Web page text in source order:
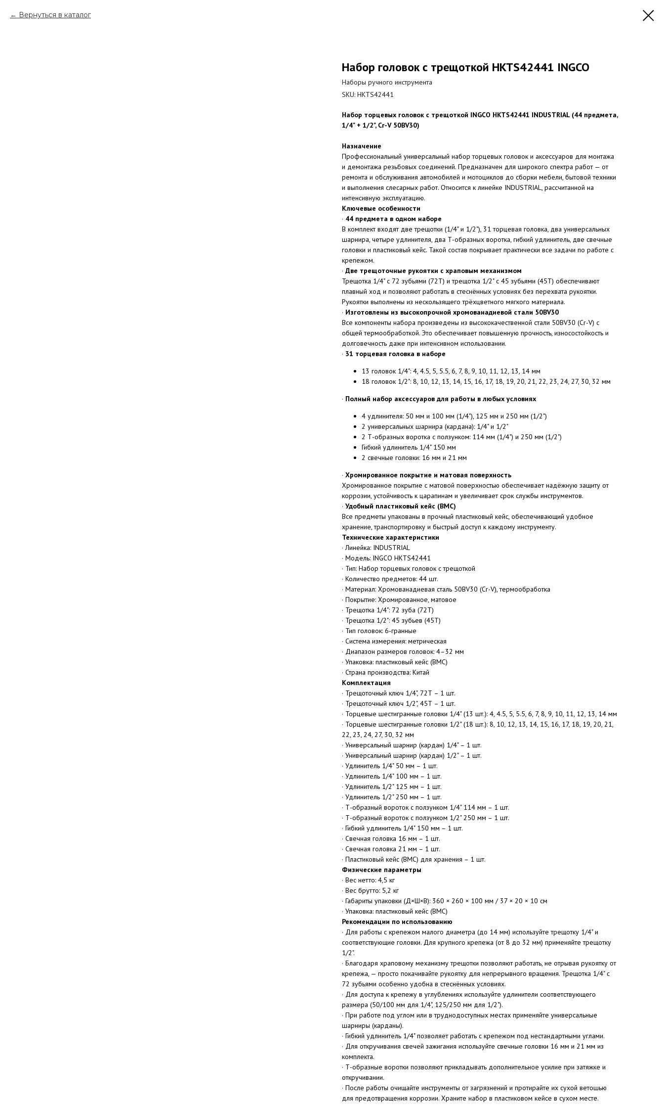
Вернуться в каталог
Набор головок с трещоткой HKTS42441 INGCO
Наборы ручного инструмента
SKU: HKTS42441
Набор торцевых головок с трещоткой INGCO HKTS42441 INDUSTRIAL (44 предмета,
1/4" + 1/2", Cr-V 50BV30)
Назначение
Профессиональный универсальный набор торцевых головок и аксессуаров для монтажа
и демонтажа резьбовых соединений. Предназначен для широкого спектра работ — от
ремонта и обслуживания автомобилей и мотоциклов до сборки мебели, бытовой техники
и выполнения слесарных работ. Относится к линейке INDUSTRIAL, рассчитанной на
интенсивную эксплуатацию.
Ключевые особенности
· 44 предмета в одном наборе
В комплект входят две трещотки (1/4" и 1/2"), 31 торцевая головка, два универсальных
шарнира, четыре удлинителя, два Т-образных воротка, гибкий удлинитель, две свечные
головки и пластиковый кейс. Такой состав покрывает практически все задачи по работе с
крепежом.
· Две трещоточные рукоятки с храповым механизмом
Трещотка 1/4" с 72 зубьями (72Т) и трещотка 1/2" с 45 зубьями (45Т) обеспечивают
плавный ход и позволяют работать в стеснённых условиях без перехвата рукоятки.
Рукоятки выполнены из нескользящего трёхцветного мягкого материала.
· Изготовлены из высокопрочной хромованадиевой стали 50BV30
Все компоненты набора произведены из высококачественной стали 50BV30 (Cr-V) с
общей термообработкой. Это обеспечивает повышенную прочность, износостойкость и
долговечность даже при интенсивном использовании.
· 31 торцевая головка в наборе
13 головок 1/4": 4, 4.5, 5, 5.5, 6, 7, 8, 9, 10, 11, 12, 13, 14 мм
18 головок 1/2": 8, 10, 12, 13, 14, 15, 16, 17, 18, 19, 20, 21, 22, 23, 24, 27, 30, 32 мм
· Полный набор аксессуаров для работы в любых условиях
4 удлинителя: 50 мм и 100 мм (1/4"), 125 мм и 250 мм (1/2")
2 универсальных шарнира (кардана): 1/4" и 1/2"
2 Т-образных воротка с ползунком: 114 мм (1/4") и 250 мм (1/2")
Гибкий удлинитель 1/4" 150 мм
2 свечные головки: 16 мм и 21 мм
· Хромированное покрытие и матовая поверхность
Хромированное покрытие с матовой поверхностью обеспечивает надёжную защиту от
коррозии, устойчивость к царапинам и увеличивает срок службы инструментов.
· Удобный пластиковый кейс (BMC)
Все предметы упакованы в прочный пластиковый кейс, обеспечивающий удобное
хранение, транспортировку и быстрый доступ к каждому инструменту.
Технические характеристики
· Линейка: INDUSTRIAL
· Модель: INGCO HKTS42441
· Тип: Набор торцевых головок с трещоткой
· Количество предметов: 44 шт.
· Материал: Хромованадиевая сталь 50BV30 (Cr-V), термообработка
· Покрытие: Хромированное, матовое
· Трещотка 1/4": 72 зуба (72Т)
· Трещотка 1/2": 45 зубьев (45Т)
· Тип головок: 6-гранные
· Система измерения: метрическая
· Диапазон размеров головок: 4–32 мм
· Упаковка: пластиковый кейс (BMC)
· Страна производства: Китай
Комплектация
· Трещоточный ключ 1/4", 72Т – 1 шт.
· Трещоточный ключ 1/2", 45Т – 1 шт.
· Торцевые шестигранные головки 1/4" (13 шт.): 4, 4.5, 5, 5.5, 6, 7, 8, 9, 10, 11, 12, 13, 14 мм
· Торцевые шестигранные головки 1/2" (18 шт.): 8, 10, 12, 13, 14, 15, 16, 17, 18, 19, 20, 21,
22, 23, 24, 27, 30, 32 мм
· Универсальный шарнир (кардан) 1/4" – 1 шт.
· Универсальный шарнир (кардан) 1/2" – 1 шт.
· Удлинитель 1/4" 50 мм – 1 шт.
· Удлинитель 1/4" 100 мм – 1 шт.
· Удлинитель 1/2" 125 мм – 1 шт.
· Удлинитель 1/2" 250 мм – 1 шт.
· Т-образный вороток с ползунком 1/4" 114 мм – 1 шт.
· Т-образный вороток с ползунком 1/2" 250 мм – 1 шт.
· Гибкий удлинитель 1/4" 150 мм – 1 шт.
· Свечная головка 16 мм – 1 шт.
· Свечная головка 21 мм – 1 шт.
· Пластиковый кейс (BMC) для хранения – 1 шт.
Физические параметры
· Вес нетто: 4,5 кг
· Вес брутто: 5,2 кг
· Габариты упаковки (Д×Ш×В): 360 × 260 × 100 мм / 37 × 20 × 10 см
· Упаковка: пластиковый кейс (BMC)
Рекомендации по использованию
· Для работы с крепежом малого диаметра (до 14 мм) используйте трещотку 1/4" и
соответствующие головки. Для крупного крепежа (от 8 до 32 мм) применяйте трещотку
1/2".
· Благодаря храповому механизму трещотки позволяют работать, не отрывая рукоятку от
крепежа, — просто покачивайте рукоятку для непрерывного вращения. Трещотка 1/4" с
72 зубьями особенно удобна в стеснённых условиях.
· Для доступа к крепежу в углублениях используйте удлинители соответствующего
размера (50/100 мм для 1/4", 125/250 мм для 1/2").
· При работе под углом или в труднодоступных местах применяйте универсальные
шарниры (карданы).
· Гибкий удлинитель 1/4" позволяет работать с крепежом под нестандартными углами.
· Для откручивания свечей зажигания используйте свечные головки 16 мм и 21 мм из
комплекта.
· Т-образные воротки позволяют прикладывать дополнительное усилие при затяжке и
откручивании.
· После работы очищайте инструменты от загрязнений и протирайте их сухой ветошью
для предотвращения коррозии. Храните набор в пластиковом кейсе в сухом месте.